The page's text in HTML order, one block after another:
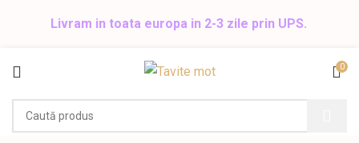
Livram in toata europa in 2-3 zile prin UPS.
0